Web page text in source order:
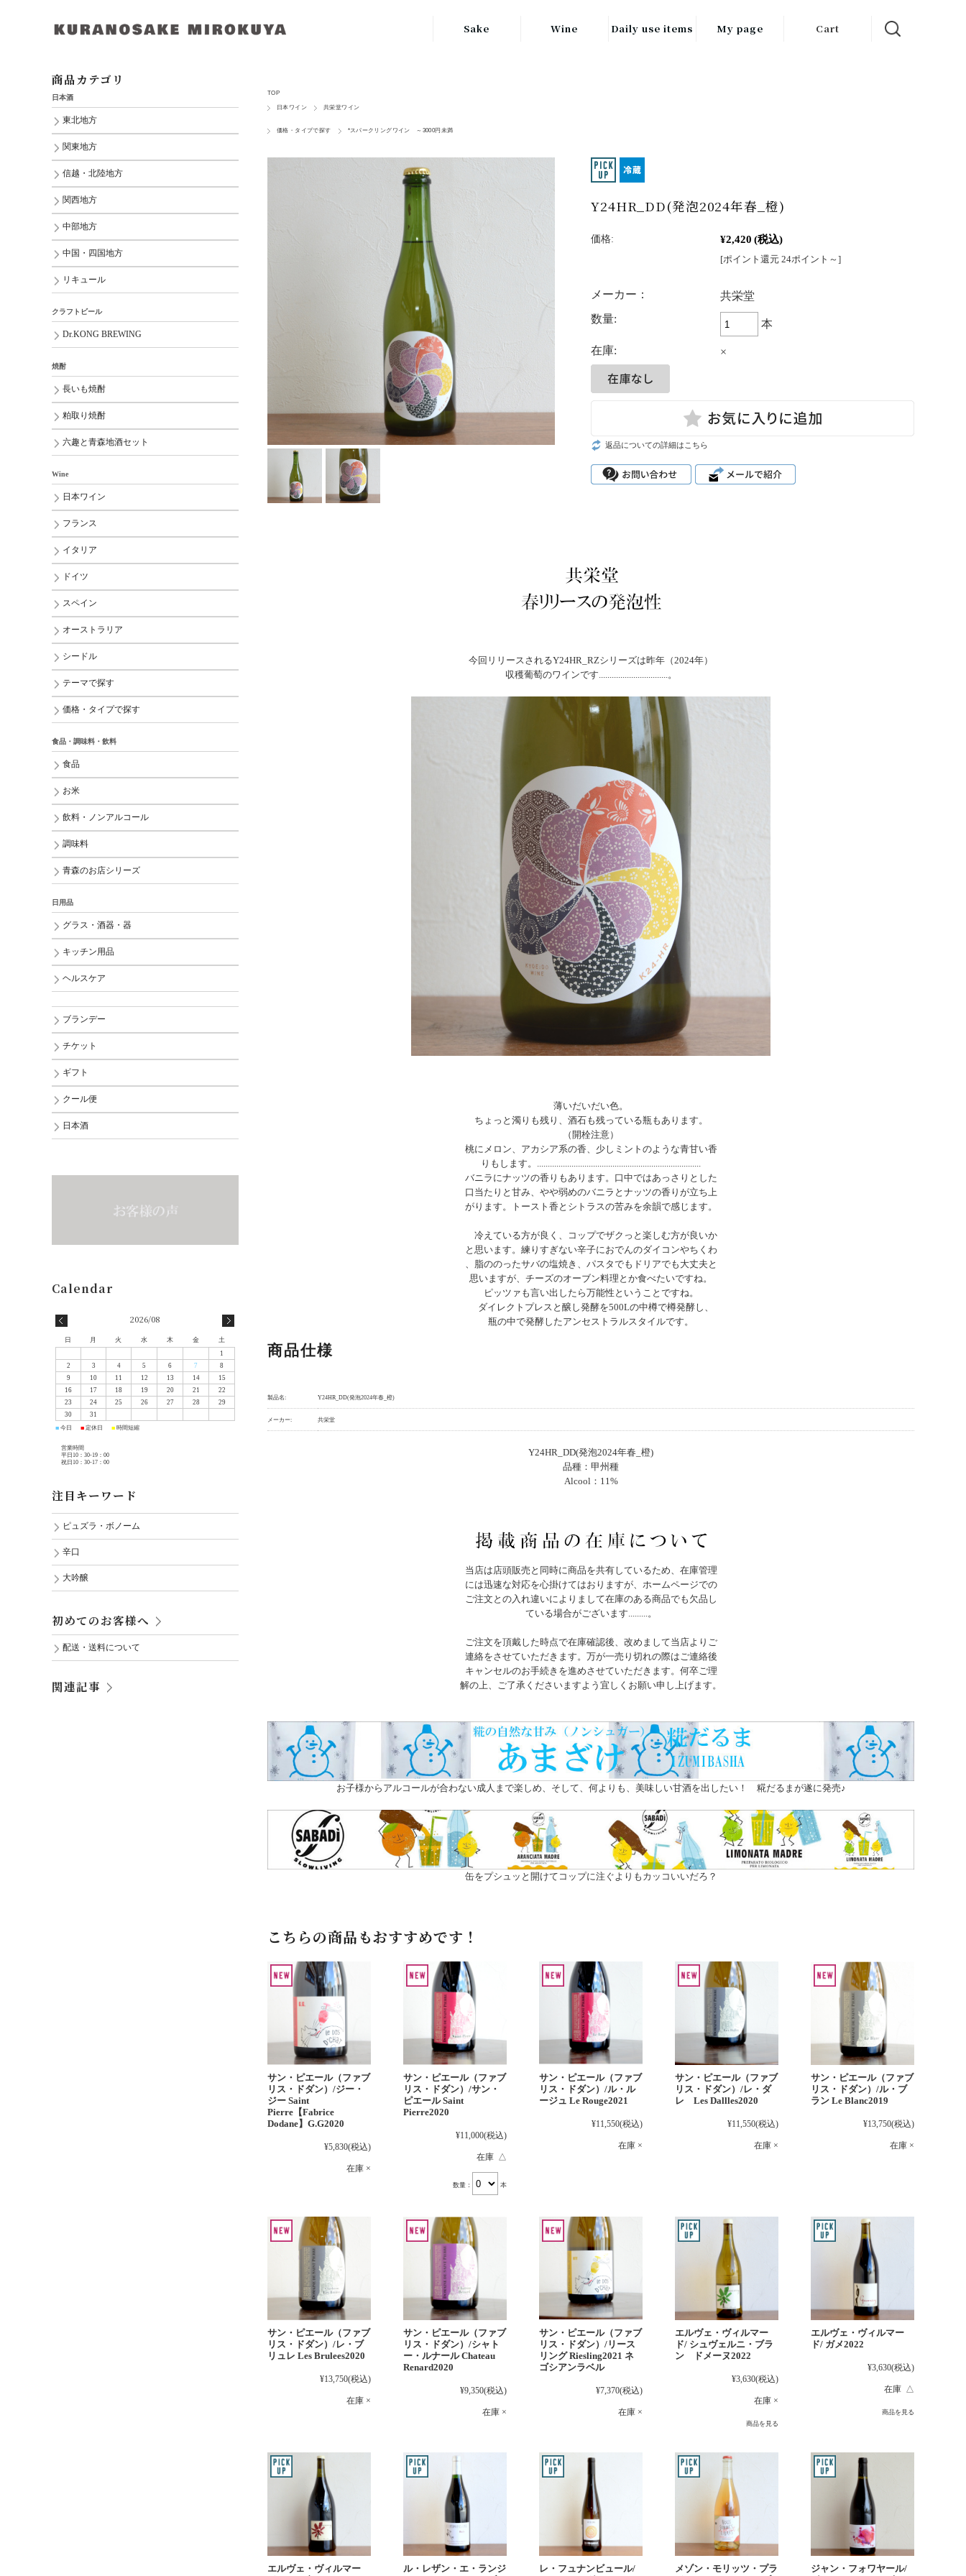
Sake
信越・北陸地方
中国・四国地方
Wine
ITALY
Daily use items
キッチン用品
器
My page Cart
TOP
日本ワイン 共栄堂ワイン
価格・タイプで探す *スパークリングワイン ～3000円未満
Y24HR_DD(発泡2024年春_橙)
価格: ¥2,420 (税込)
[ポイント還元 24ポイント～]
メーカー：
共栄堂
数量:
本
在庫: ×
返品についての詳細はこちら
今回リリースされるY24HR_RZシリーズは昨年（2024年）
収穫葡萄のワインです................................。
薄いだいだい色。
ちょっと濁りも残り、酒石も残っている瓶もあります。
（開栓注意）
桃にメロン、アカシア系の香、少しミントのような青甘い香
りもします。............................................................................
バニラにナッツの香りもあります。口中ではあっさりとした
口当たりと甘み、やや弱めのバニラとナッツの香りが立ち上
がります。トースト香とシトラスの苦みを余韻で感じます。
冷えている方が良く、コップでザクっと楽しむ方が良いか
と思います。練りすぎない辛子におでんのダイコンやちくわ
、脂ののったサバの塩焼き、パスタでもドリアでも大丈夫と
思いますが、チーズのオーブン料理とか食べたいですね。
ピッツァも言い出したら万能性ということですね。
ダイレクトプレスと醸し発酵を500Lの中樽で樽発酵し、
瓶の中で発酵したアンセストラルスタイルです。
商品仕様
製品名: Y24HR_DD(発泡2024年春_橙)
メーカー: 共栄堂
Y24HR_DD(発泡2024年春_橙)
品種：甲州種
Alcool：11%
当店は店頭販売と同時に商品を共有しているため、在庫管理
には迅速な対応を心掛けてはおりますが、ホームページでの
ご注文との入れ違いによりまして在庫のある商品でも欠品し
ている場合がございます.........。
ご注文を頂戴した時点で在庫確認後、改めまして当店よりご
連絡をさせていただきます。万が一売り切れの際はご連絡後
キャンセルのお手続きを進めさせていただきます。何卒ご理
解の上、ご了承くださいますよう宜しくお願い申し上げます。
お子様からアルコールが合わない成人まで楽しめ、そして、何よりも、美味しい甘酒を出したい！ 糀だるまが遂に発売♪
缶をプシュッと開けてコップに注ぐよりもカッコいいだろ？
こちらの商品もおすすめです！
サン・ピエール（ファブ
リス・ドダン）/ジー・
ジー Saint
Pierre【Fabrice
Dodane】G.G2020
¥5,830(税込)
在庫 ×
サン・ピエール（ファブ
リス・ドダン）/サン・
ピエール Saint
Pierre2020
¥11,000(税込)
在庫 △
数量： 本
サン・ピエール（ファブ
リス・ドダン）/ル・ル
ージュ Le Rouge2021
¥11,550(税込)
在庫 ×
サン・ピエール（ファブ
リス・ドダン）/レ・ダ
レ Les Dallles2020
¥11,550(税込)
在庫 ×
サン・ピエール（ファブ
リス・ドダン）/ル・ブ
ラン Le Blanc2019
¥13,750(税込)
在庫 ×
サン・ピエール（ファブ
リス・ドダン）/レ・ブ
リュレ Les Brulees2020
¥13,750(税込)
在庫 ×
サン・ピエール（ファブ
リス・ドダン）/シャト
ー・ルナール Chateau
Renard2020
¥9,350(税込)
在庫 ×
サン・ピエール（ファブ
リス・ドダン）/リース
リング Riesling2021 ネ
ゴシアンラベル
¥7,370(税込)
在庫 ×
エルヴェ・ヴィルマー
ド/ シュヴェルニ・ブラ
ン ドメーヌ2022
¥3,630(税込)
在庫 ×
商品を見る
エルヴェ・ヴィルマー
ド/ ガメ2022
¥3,630(税込)
在庫 △
商品を見る
エルヴェ・ヴィルマー
ル・レザン・エ・ランジ
レ・フュナンビュール/
メゾン・モリッツ・プラ
ジャン・フォワヤール/
商品カテゴリ
日本酒
東北地方
関東地方
信越・北陸地方
関西地方
中部地方
中国・四国地方
リキュール
クラフトビール
Dr.KONG BREWING
焼酎
長いも焼酎
粕取り焼酎
六趣と青森地酒セット
Wine
日本ワイン
フランス
イタリア
ドイツ
スペイン
オーストラリア
シードル
テーマで探す
価格・タイプで探す
食品・調味料・飲料
食品
お米
飲料・ノンアルコール
調味料
青森のお店シリーズ
日用品
グラス・酒器・器
キッチン用品
ヘルスケア
ブランデー
チケット
ギフト
クール便
日本酒
2026/08
日 月 火 水 木 金
土
1
2
3 4 5 6 7
8
9
10 11 12 13 14
15
16
17 18 19 20 21
22
23
24 25 26 27 28
29
30
31
■ 今日 ■ 定休日 ■ 時間短縮
営業時間
平日10：30-19：00
祝日10：30-17：00
注目キーワード
ピュズラ・ボノーム
辛口
大吟醸
初めてのお客様へ
配送・送料について
関連記事